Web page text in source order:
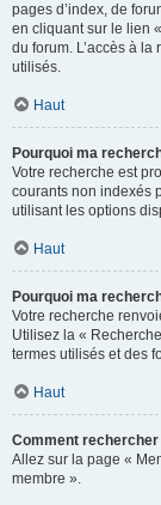
pages d’index, de
en cliquant sur le lien
du forum. L’accès à
utilisés.
Haut
Pourquoi ma
Votre recherche est
courants non indexés
utilisant les options
Haut
Pourquoi ma
Votre recherche
Utilisez la «
termes utilisés et des
Haut
Comment
Allez sur la page «
membre ».